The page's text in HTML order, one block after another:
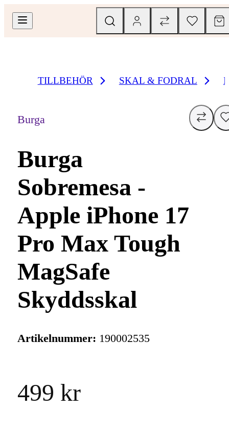
TILLBEHÖR SKAL & FODRAL
Burga
Burga
Sobremesa -
Apple iPhone 17
Pro Max Tough
MagSafe
Skyddsskal
Artikelnummer: 190002535
499 kr